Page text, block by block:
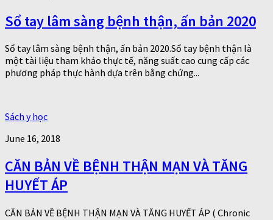
Sổ tay lâm sàng bệnh thận, ấn bản 2020
Sổ tay lâm sàng bệnh thận, ấn bản 2020.Sổ tay bệnh thận là
một tài liệu tham khảo thực tế, năng suất cao cung cấp các
phương pháp thực hành dựa trên bằng chứng...
Sách y học
June 16, 2018
CĂN BẢN VỀ BỆNH THẬN MẠN VÀ TĂNG
HUYẾT ÁP
CĂN BẢN VỀ BỆNH THẬN MẠN VÀ TĂNG HUYẾT ÁP ( Chronic